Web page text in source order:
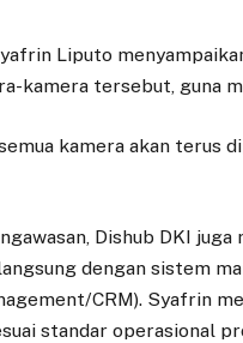
Liputo
kamera tersebut, guna
kamera akan terus
Dishub DKI
dengan sistem
CRM). Syafrin
standar operasional